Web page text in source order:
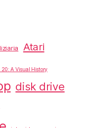
Atari
20: A Visual History
disk drive